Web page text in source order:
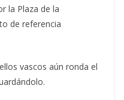
la Plaza de la
de referencia
vascos aún ronda el